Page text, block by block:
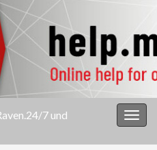
7 und